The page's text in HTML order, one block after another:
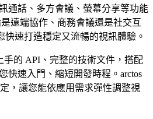
通話、多方會議、螢幕分享等功能
遠端協作、商務會議還是社交互
快速打造穩定又流暢的視訊體驗。
手的 API、完整的技術文件，搭配
快速入門、縮短開發時程。arctos
，讓您能依應用需求彈性調整視